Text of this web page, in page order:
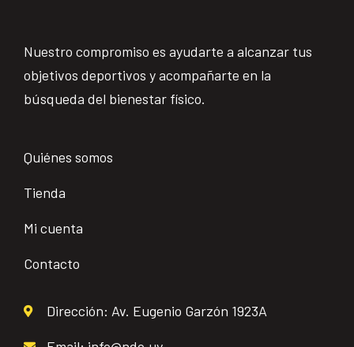
Nuestro compromiso es ayudarte a alcanzar tus
objetivos deportivos y acompañarte en la
búsqueda del bienestar físico.
Quiénes somos
Tienda
Mi cuenta
Contacto
Dirección: Av. Eugenio Garzón 1923A